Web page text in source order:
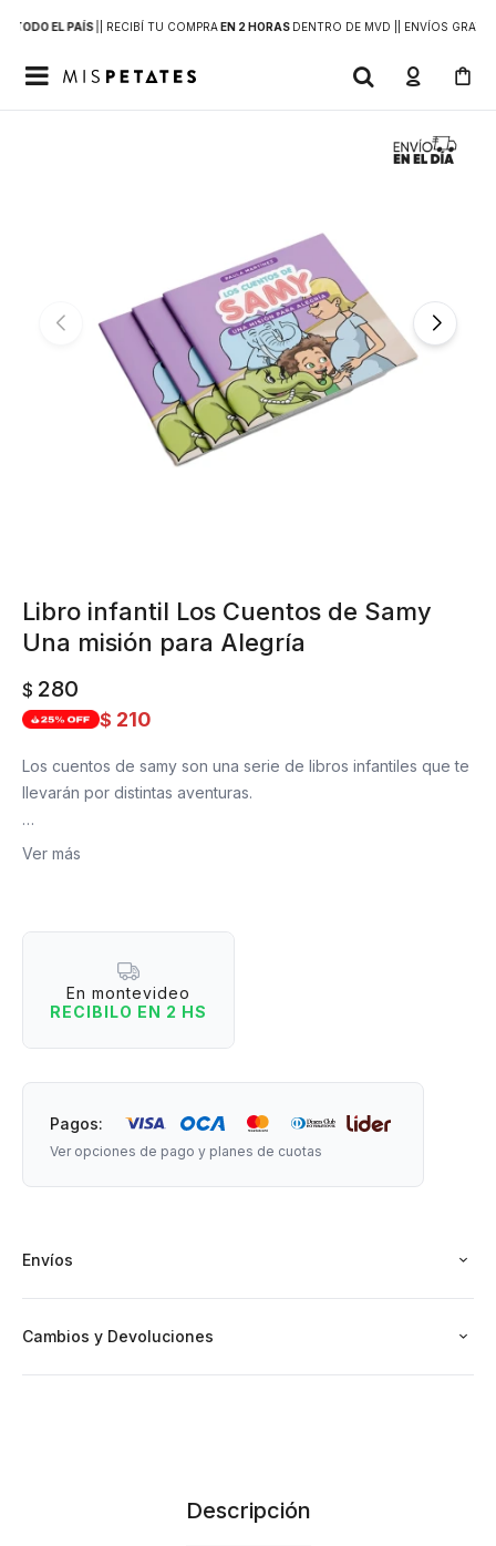
TODO EL PAÍS | RECIBÍ TU COMPRAEN 2 HORAS DENTRO DE MVD | | ENVÍOS GRATIS

Libro infantil Los Cuentos de Samy
Una misión para Alegría
$ 280
$ 210
Los cuentos de samy son una serie de libros infantiles que te
llevarán por distintas aventuras.
En una Misión para alegría, tenemos por delante, la
Ver más
En montevideo
RECIBILO EN 2 HS
Pagos:
Ver opciones de pago y planes de cuotas
Envíos
Cambios y Devoluciones
Descripción